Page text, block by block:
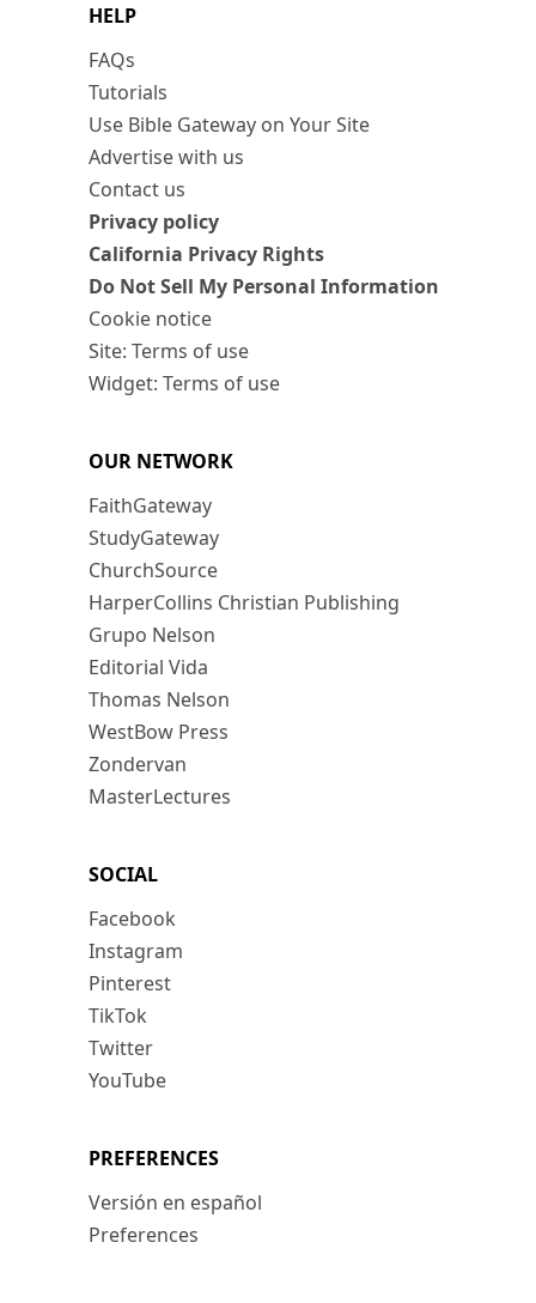
HELP
FAQs
Tutorials
Use Bible Gateway on Your Site
Advertise with us
Contact us
Privacy policy
California Privacy Rights
Do Not Sell My Personal Information
Cookie notice
Site: Terms of use
Widget: Terms of use
OUR NETWORK
FaithGateway
StudyGateway
ChurchSource
HarperCollins Christian Publishing
Grupo Nelson
Editorial Vida
Thomas Nelson
WestBow Press
Zondervan
MasterLectures
SOCIAL
Facebook
Instagram
Pinterest
TikTok
Twitter
YouTube
PREFERENCES
Versión en español
Preferences